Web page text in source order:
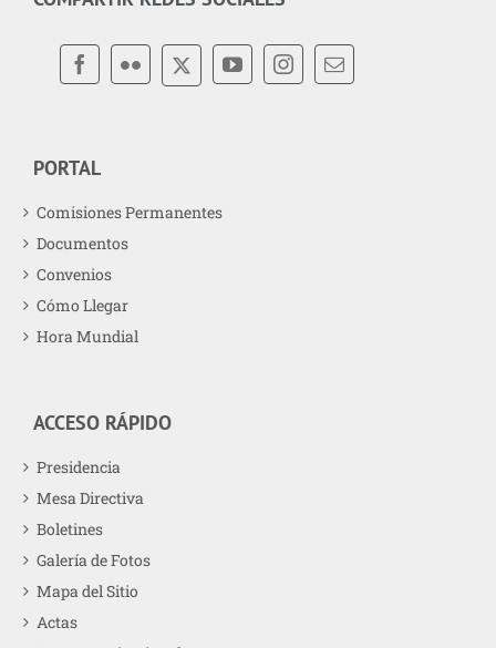
PORTAL
Comisiones Permanentes
Documentos
Convenios
Cómo Llegar
Hora Mundial
ACCESO RÁPIDO
Presidencia
Mesa Directiva
Boletines
Galería de Fotos
Mapa del Sitio
Actas